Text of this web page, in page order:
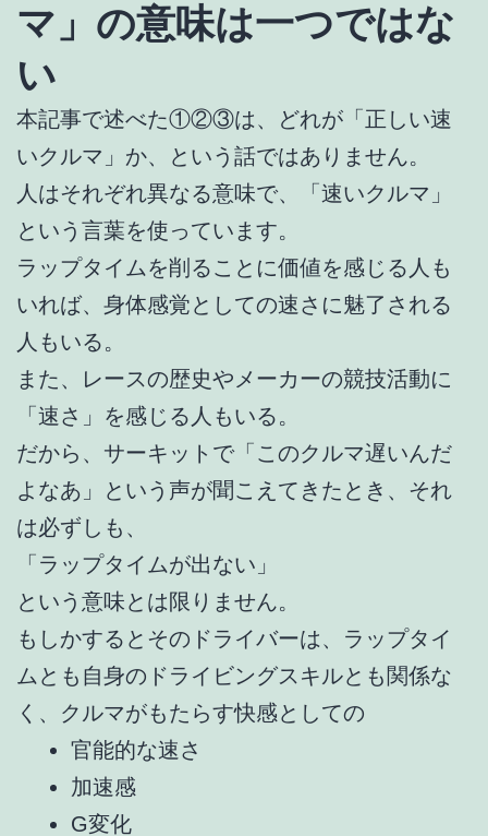
マ」の意味は一つではな
い
本記事で述べた①②③は、どれが「正しい速
いクルマ」か、という話ではありません。
人はそれぞれ異なる意味で、「速いクルマ」
という言葉を使っています。
ラップタイムを削ることに価値を感じる人も
いれば、身体感覚としての速さに魅了される
人もいる。
また、レースの歴史やメーカーの競技活動に
「速さ」を感じる人もいる。
だから、サーキットで「このクルマ遅いんだ
よなあ」という声が聞こえてきたとき、それ
は必ずしも、
「ラップタイムが出ない」
という意味とは限りません。
もしかするとそのドライバーは、ラップタイ
ムとも自身のドライビングスキルとも関係な
く、クルマがもたらす快感としての
官能的な速さ
加速感
G変化